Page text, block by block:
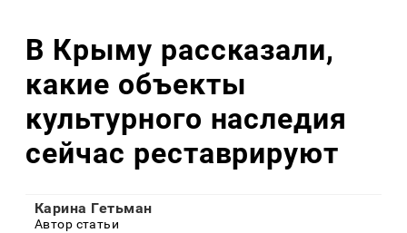
В Крыму рассказали,
какие объекты
культурного наследия
сейчас реставрируют
Карина Гетьман
Автор статьи